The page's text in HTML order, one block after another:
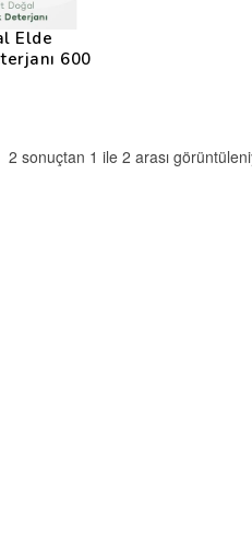
Elde
600
2 sonuçtan 1 ile 2 arası